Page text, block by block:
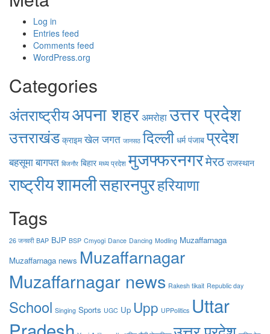
Log in
Entries feed
Comments feed
WordPress.org
Categories
अंतराष्ट्रीयअपना शहरअमरोहाउत्तर प्रदेश
उत्तराखंड क्राइम खेल जगत जानसठ दिल्ली धर्म पंजाब प्रदेश
बहसूमाबागपत बिजनौर बिहार मध्य प्रदेश मुजफ्फरनगरमेरठ राजस्थान
राष्ट्रीयशामलीसहारनपुरहरियाणा
Tags
26 जनवरी BAP BJP BSP Cmyogi Dance Dancing Modling Muzaffarnaga
Muzaffarnaga news Muzaffarnagar
Muzaffarnagar news Rakesh tikait Republic day
School Singing Sports UGC Up Upp UPPolitics Uttar